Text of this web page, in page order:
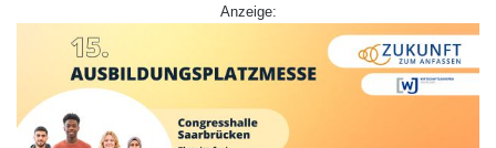
Anzeige: